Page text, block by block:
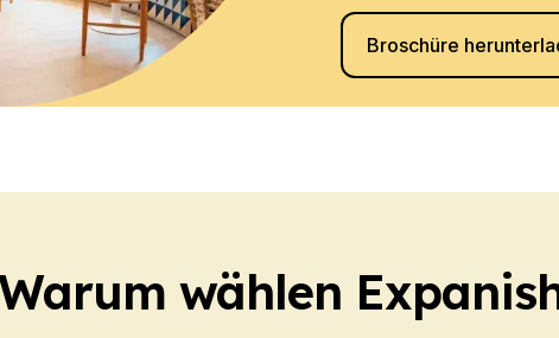
DELE
SIELE
Broschüre
wählen